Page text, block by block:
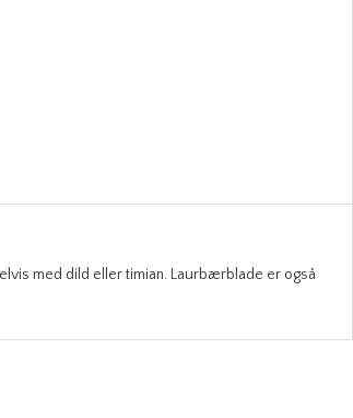
med dild eller timian. Laurbærblade er også